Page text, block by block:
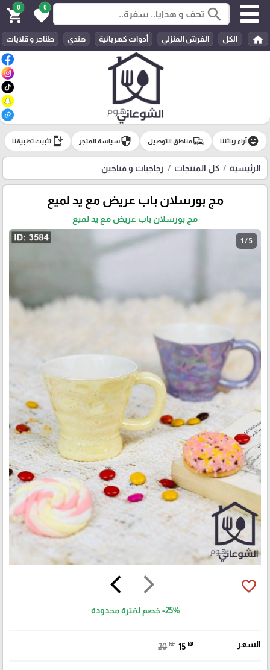
search
0
favorite
0
shopping_cart
home الكل الفرش المنزلي أدوات كهربائية هندي طناجر و قلايات
emoji_emotionsآراء زبائننا commuteمناطق التوصيل securityسياسة المتجر install_mobile تثبيت تطبيقنا
الرئيسية كل المنتجات زجاجيات و فناجين
مج بورسلان باب عريض مع يد لميع
مج بورسلان باب عريض مع يد لميع
1 / 5
arrow_forward_ios
arrow_back_ios favorite_border
-25% خصم لفترة محدودة
السعر 20 ₪ 15 ₪